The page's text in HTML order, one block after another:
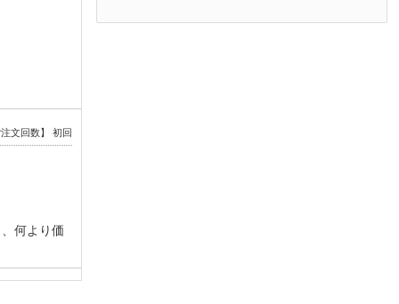
注文回数】 初回
何より価